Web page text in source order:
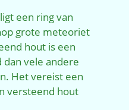
een ring van
grote meteoriet
hout is een
vele andere
Het vereist een
versteend hout